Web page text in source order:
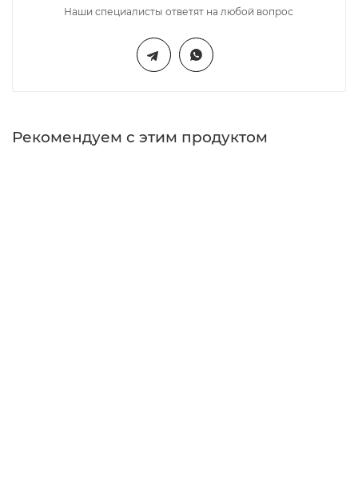
Наши специалисты ответят на любой вопрос
Рекомендуем с этим продуктом